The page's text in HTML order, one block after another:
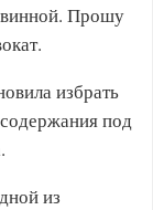
Прошу
избрать
под
из